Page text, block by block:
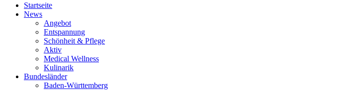
Startseite
News
Angebot
Entspannung
Schönheit & Pflege
Aktiv
Medical Wellness
Kulinarik
Bundesländer
Baden-Württemberg